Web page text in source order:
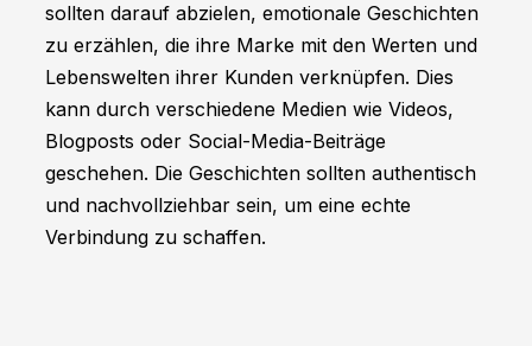
sollten darauf abzielen, emotionale Geschichten
zu erzählen, die ihre Marke mit den Werten und
Lebenswelten ihrer Kunden verknüpfen. Dies
kann durch verschiedene Medien wie Videos,
Blogposts oder Social-Media-Beiträge
geschehen. Die Geschichten sollten authentisch
und nachvollziehbar sein, um eine echte
Verbindung zu schaffen.